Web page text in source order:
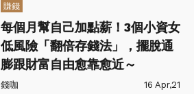
賺錢
每個月幫自己加點薪！3個小資女
低風險「翻倍存錢法」，擺脫通
膨跟財富自由愈靠愈近～
錢咖 16 Apr,21